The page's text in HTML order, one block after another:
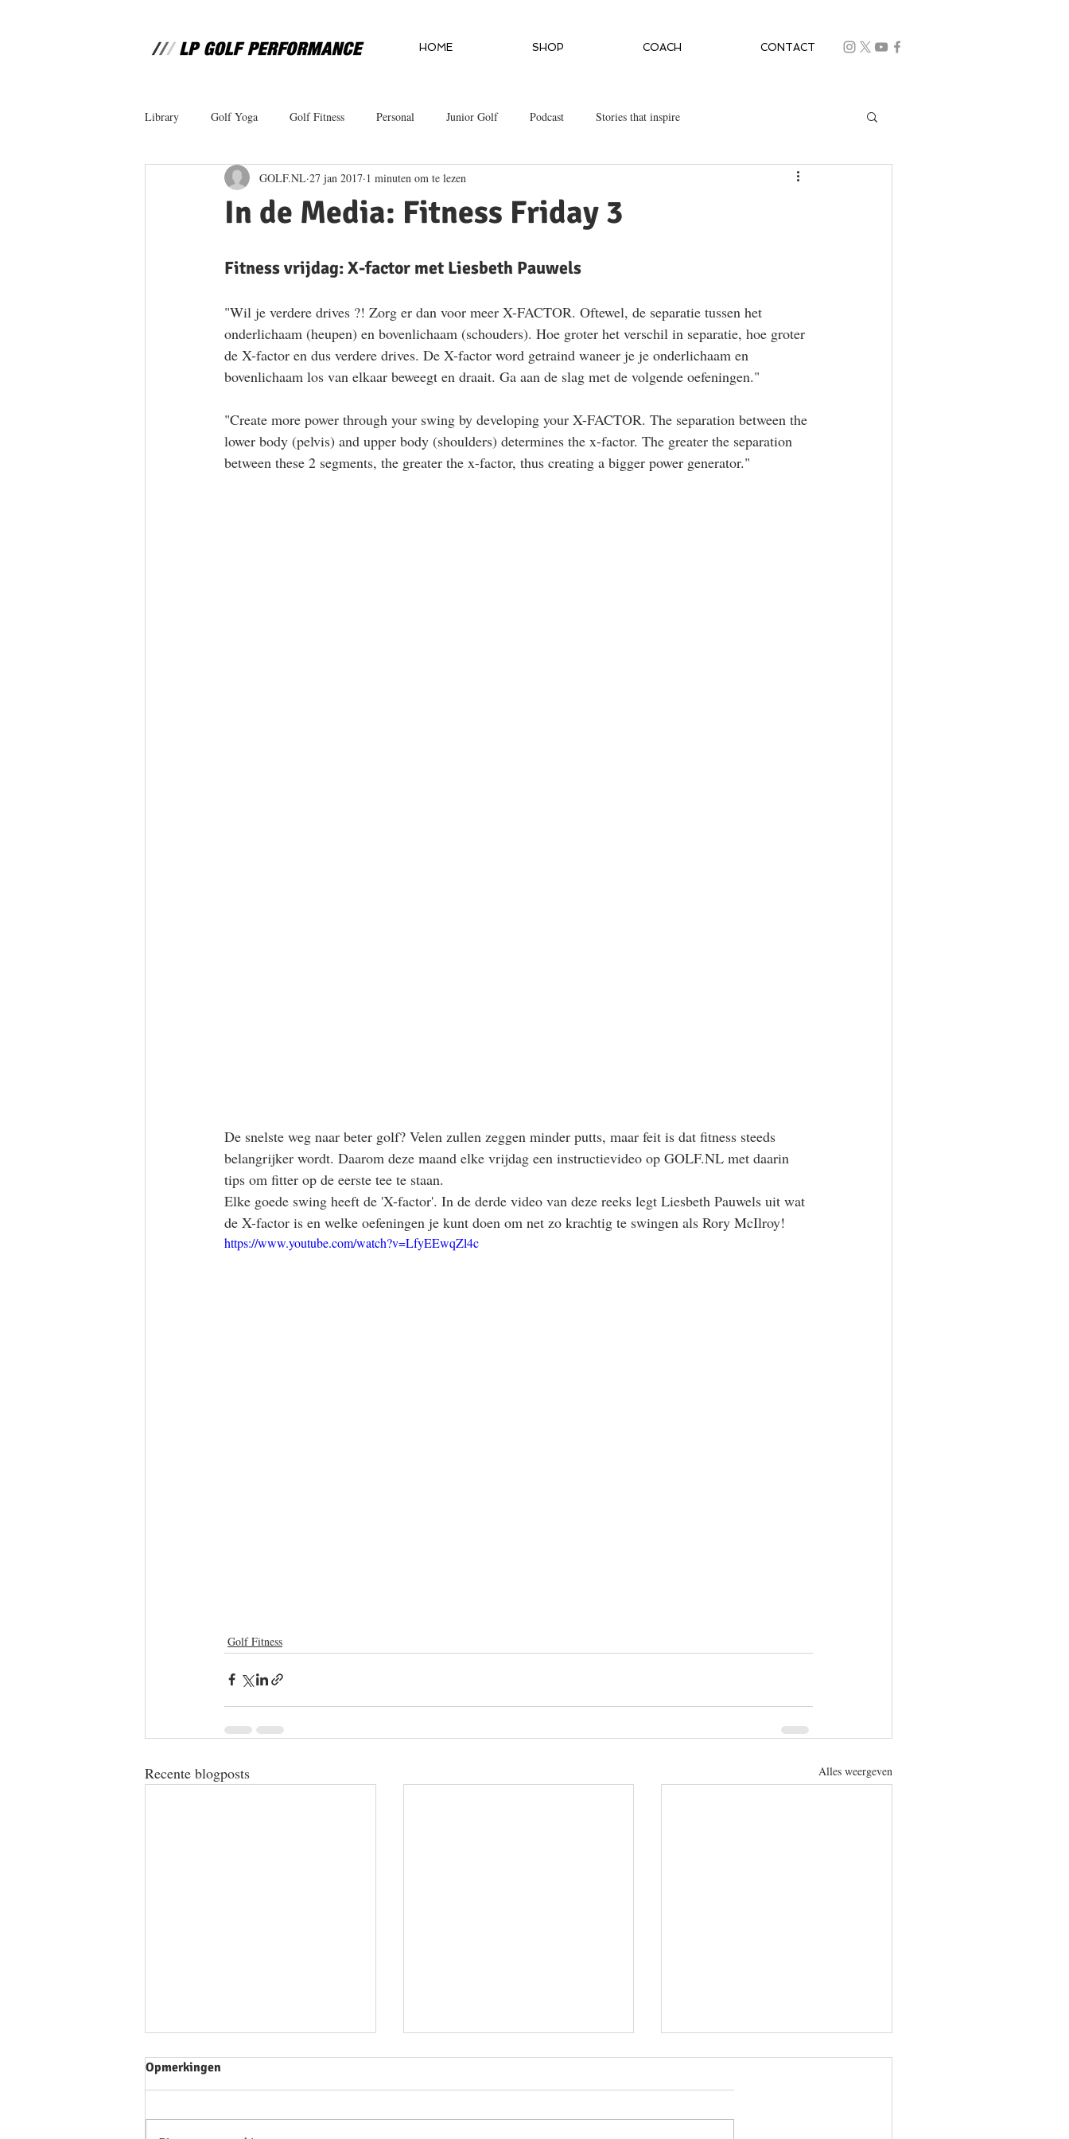
HOME SHOP COACH CONTACT
Library Golf Yoga Golf Fitness Personal Junior Golf Podcast Stories that inspire
In de Media: Fitness Friday 3
GOLF.NL 27 jan 2017 1 minuten om te lezen
Fitness vrijdag: X-factor met Liesbeth Pauwels
"Wil je verdere drives ?! Zorg er dan voor meer X-FACTOR. Oftewel, de separatie tussen het
onderlichaam (heupen) en bovenlichaam (schouders). Hoe groter het verschil in separatie, hoe groter
de X-factor en dus verdere drives. De X-factor word getraind waneer je je onderlichaam en
bovenlichaam los van elkaar beweegt en draait. Ga aan de slag met de volgende oefeningen."
"Create more power through your swing by developing your X-FACTOR. The separation between the
lower body (pelvis) and upper body (shoulders) determines the x-factor. The greater the separation
between these 2 segments, the greater the x-factor, thus creating a bigger power generator."
De snelste weg naar beter golf? Velen zullen zeggen minder putts, maar feit is dat fitness steeds
belangrijker wordt. Daarom deze maand elke vrijdag een instructievideo op GOLF.NL met daarin
tips om fitter op de eerste tee te staan.
Elke goede swing heeft de 'X-factor'. In de derde video van deze reeks legt Liesbeth Pauwels uit wat
de X-factor is en welke oefeningen je kunt doen om net zo krachtig te swingen als Rory McIlroy!
https://www.youtube.com/watch?v=LfyEEwqZl4c
Golf Fitness
Recente blogposts Alles weergeven
Opmerkingen